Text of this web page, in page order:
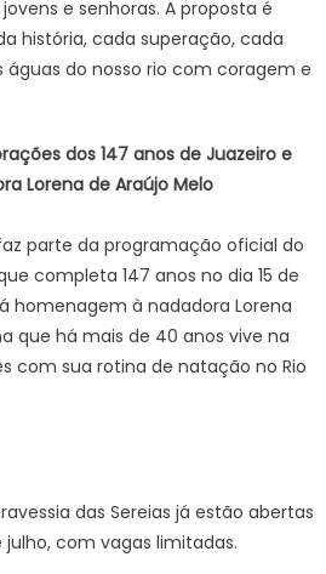
e senhoras. A proposta é
história, cada superação, cada
águas do nosso rio com coragem e
dos 147 anos de Juazeiro e
Lorena de Araújo Melo
parte da programação oficial do
completa 147 anos no dia 15 de
homenagem à nadadora Lorena
que há mais de 40 anos vive na
com sua rotina de natação no Rio
das Sereias já estão abertas
com vagas limitadas.